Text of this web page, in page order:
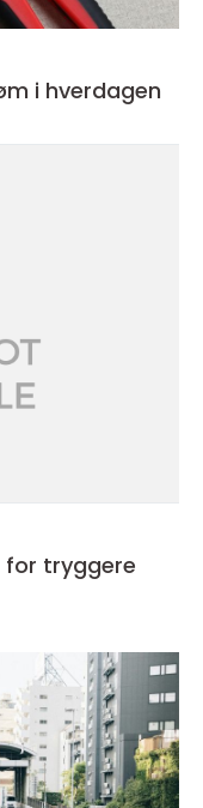
trygg strøm i hverdagen